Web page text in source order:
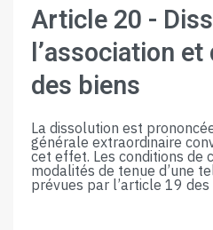
Article​ ​20​ ​-​
l’association​ ​et​
des​ ​biens
La dissolution est
générale extraordinaire
cet effet. Les conditions de
modalités de tenue d’une
prévues par​ ​l’article​ ​19​